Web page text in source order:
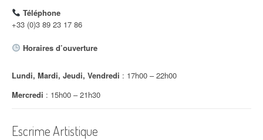
Téléphone
+33 (0)3 89 23 17 86
Horaires d’ouverture
Lundi, Mardi, Jeudi, Vendredi : 17h00 – 22h00
Mercredi : 15h00 – 21h30
Escrime Artistique